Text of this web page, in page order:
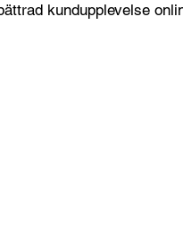
kundupplevelse